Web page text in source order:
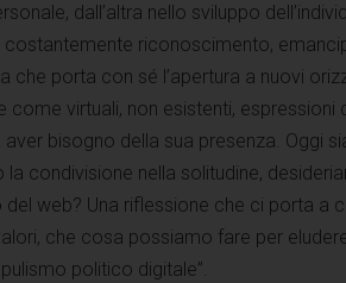
dall’altra nello sviluppo
riconoscimento,
che porta con sé l’apertura a nuovi
come virtuali, non esistenti,
aver bisogno della sua presenza. Oggi
la condivisione nella solitudine,
web? Una riflessione che ci porta a
che cosa possiamo fare per
politico digitale”.